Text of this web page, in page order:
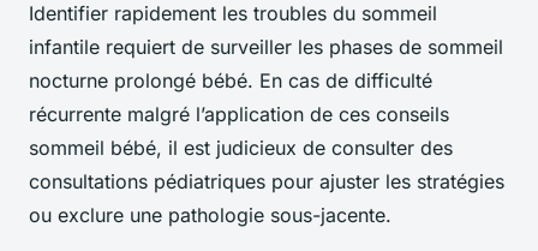
Identifier rapidement les troubles du sommeil
infantile requiert de surveiller les phases de sommeil
nocturne prolongé bébé. En cas de difficulté
récurrente malgré l’application de ces conseils
sommeil bébé, il est judicieux de consulter des
consultations pédiatriques pour ajuster les stratégies
ou exclure une pathologie sous-jacente.